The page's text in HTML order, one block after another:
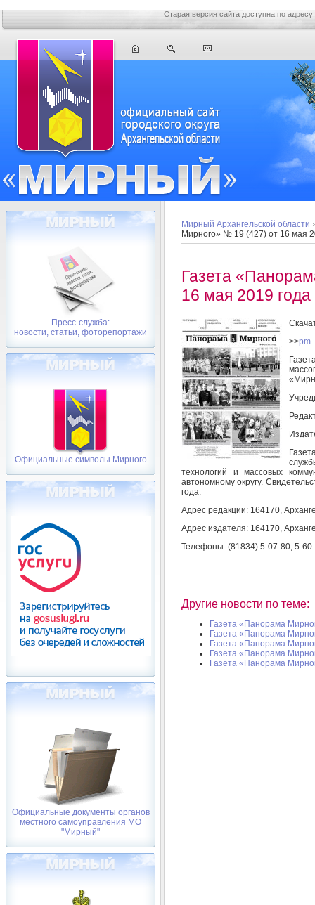
Старая версия сайта доступна по адресу
Пресс-служба:
новости, статьи, фоторепортажи
Официальные символы Мирного
Официальные документы органов
местного самоуправления МО
"Мирный"
Мирный Архангельской области
Мирного» № 19 (427) от 16 мая
Газета
16 мая 2019 года
>>
технологий и массовых
автономному округу.
года.
Адрес редакции: 164170,
Адрес издателя: 164170,
Телефоны: (81834) 5-07-80, 5-
Другие новости по теме:
Газета «Панорама
Газета «Панорама
Газета «Панорама
Газета «Панорама
Газета «Панорама